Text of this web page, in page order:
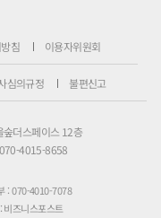
침 이용자위원회
심의규정 불편신고
숲더스페이스 12층
4015-8658
: 070-4010-7078
비즈니스포스트